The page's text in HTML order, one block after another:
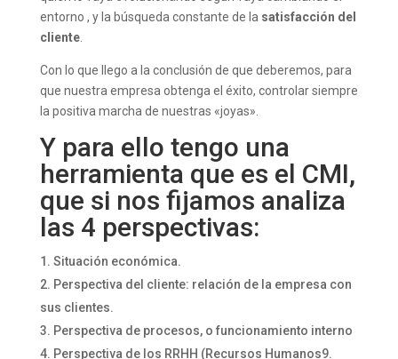
entorno , y la búsqueda constante de la satisfacción del
cliente.
Con lo que llego a la conclusión de que deberemos, para
que nuestra empresa obtenga el éxito, controlar siempre
la positiva marcha de nuestras «joyas».
Y para ello tengo una
herramienta que es el CMI,
que si nos fijamos analiza
las 4 perspectivas:
Situación económica.
Perspectiva del cliente: relación de la empresa con
sus clientes.
Perspectiva de procesos, o funcionamiento interno
Perspectiva de los RRHH (Recursos Humanos9.